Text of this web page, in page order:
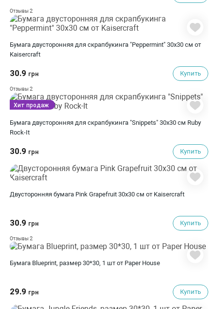
Отзывы 2
Бумага двусторонняя для скрапбукинга "Peppermint" 30х30 см от
Kaisercraft
30.9 грн Купить
Отзывы 2
Бумага двусторонняя для скрапбукинга "Snippets" 30х30 см Ruby
Rock-It
30.9 грн Купить
Хит продаж
Двусторонняя бумага Pink Grapefruit 30х30 см от Kaisercraft
30.9 грн Купить
Отзывы 2
Бумага Blueprint, размер 30*30, 1 шт от Paper House
29.9 грн Купить